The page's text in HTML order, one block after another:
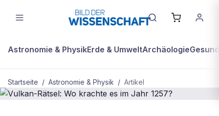
Astronomie & PhysikErde & UmweltArchäologie
Startseite / Astronomie & Physik / Artikel